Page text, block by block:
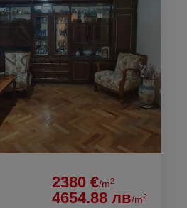
2380 €/m2
4654.88 лв/m2